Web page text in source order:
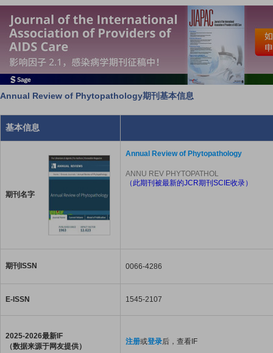
Annual Review of Phytopathology期刊基本信息
基本信息
期刊名字
Annual Review of Phytopathology
ANNU REV PHYTOPATHOL
（此期刊被最新的JCR期刊SCIE收录）
期刊ISSN 0066-4286
E-ISSN 1545-2107
2025-2026最新IF
（数据来源于网友提供）
注册或登录后，查看IF